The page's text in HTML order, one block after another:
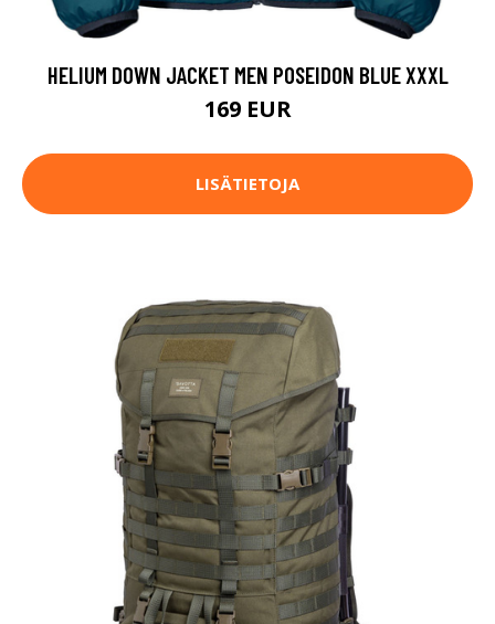
HELIUM DOWN JACKET MEN POSEIDON BLUE XXXL
169 EUR
LISÄTIETOJA